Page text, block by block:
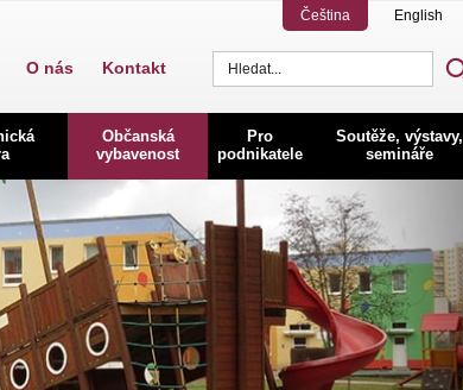
Čeština English
Občanská
vybavenost
Pro
podnikatele
Soutěže, výstavy,
semináře
O nás Kontakt